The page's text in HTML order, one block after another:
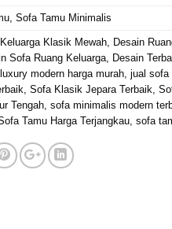
Sofa Tamu Minimalis
Klasik Mewah Desain
Sofa Ruang Keluarga Desain
modern harga murah jual sofa
Sofa Klasik Jepara Terbaik
Tengah sofa minimalis modern
Tamu Harga Terjangkau sofa